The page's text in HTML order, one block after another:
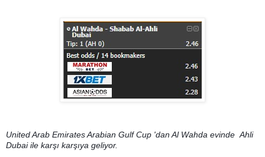
United Arab Emirates Arabian Gulf Cup 'dan Al Wahda evinde Ahli
Dubai ile karşı karşıya geliyor.